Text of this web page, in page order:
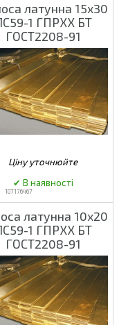
латунна 15x30
1 ГПРХХ БТ
ГОСТ2208-91
107176467
латунна 10x20
1 ГПРХХ БТ
ГОСТ2208-91